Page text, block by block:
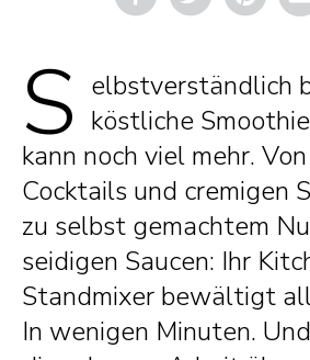
S elbstverständlich
köstliche
kann noch viel mehr.
Cocktails und cremigen
zu selbst gemachtem
seidigen Saucen: Ihr
Standmixer bewältigt
In wenigen Minuten.